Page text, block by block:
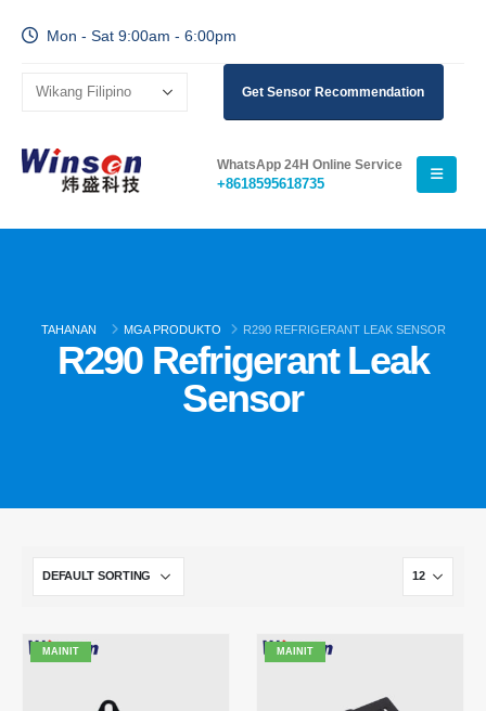
Mon - Sat 9:00am - 6:00pm
Get Sensor Recommendation
WhatsApp 24H Online Service
+8618595618735
TAHANAN MGA PRODUKTO R290 REFRIGERANT LEAK SENSOR
R290 Refrigerant Leak
Sensor
MAINIT MAINIT